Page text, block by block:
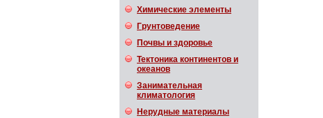
Химические элементы
Грунтоведение
Почвы и здоровье
Тектоника континентов и
океанов
Занимательная
климатология
Нерудные материалы